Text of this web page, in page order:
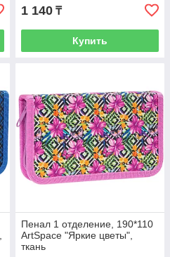
1 140 ₸
Купить
Пенал 1 отделение, 190*110
ArtSpace "Яркие цветы",
ткань